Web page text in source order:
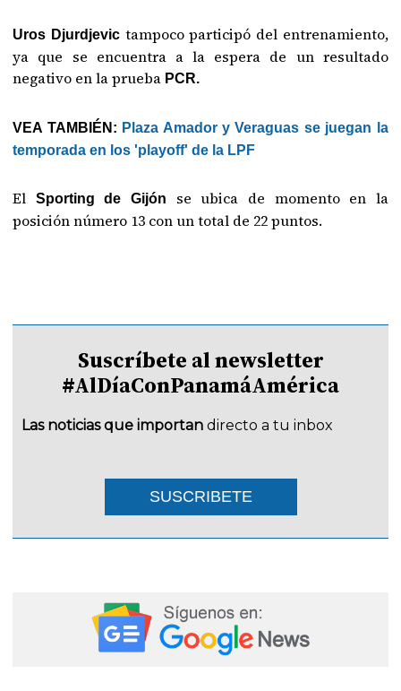
Uros Djurdjevictampoco participó del entrenamiento,
ya que se encuentra a la espera de un resultado
negativo en la prueba PCR.
VEA TAMBIÉN: Plaza Amador y Veraguas se juegan la
temporada en los 'playoff' de la LPF
El Sporting de Gijón
se ubica de momento en la
posición número 13 con un total de 22 puntos.
Suscríbete al newsletter
#AlDíaConPanamáAmérica
Las noticias que importan directo a tu inbox
SUSCRIBETE